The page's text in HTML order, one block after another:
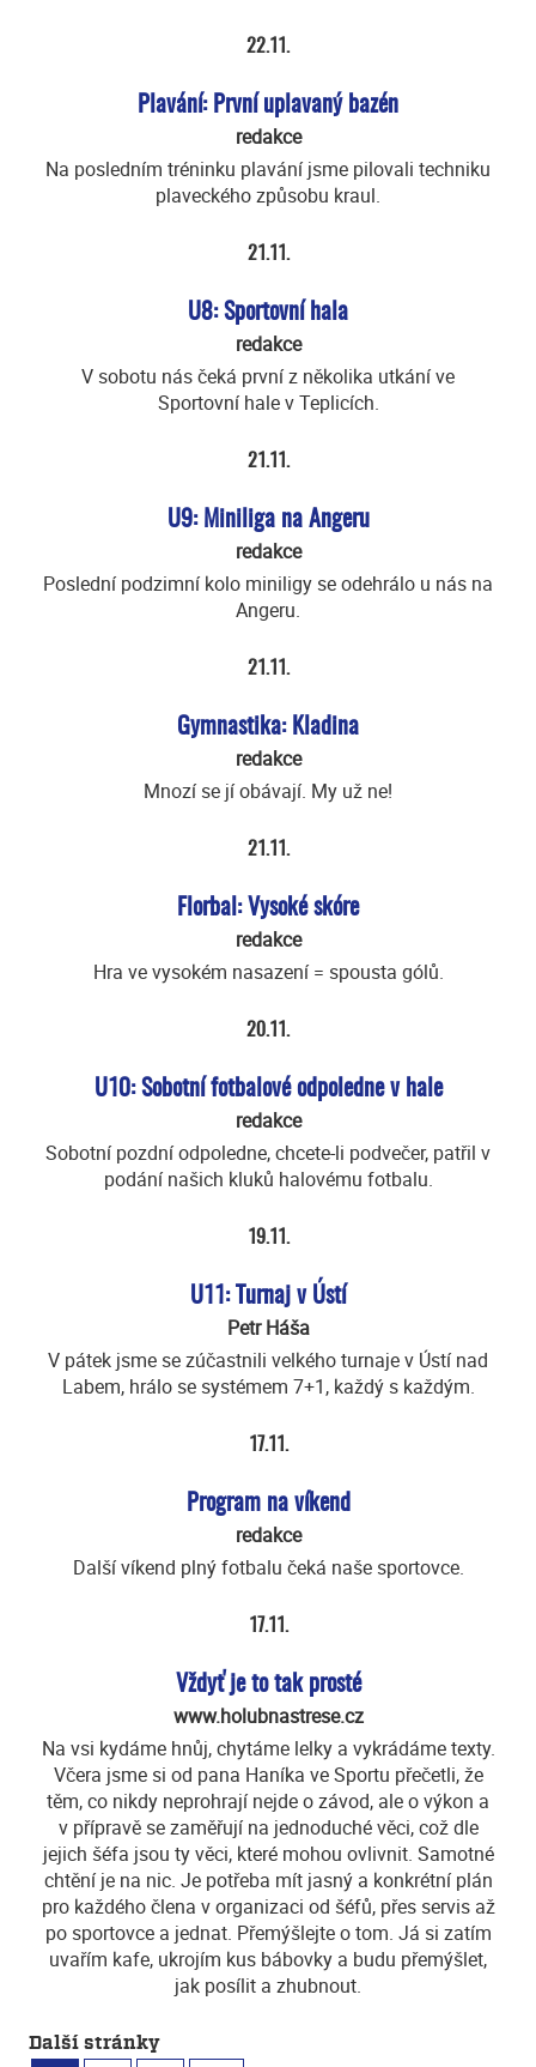
22.11.
Plavání: První uplavaný bazén
redakce
Na posledním tréninku plavání jsme pilovali techniku
plaveckého způsobu kraul.
21.11.
U8: Sportovní hala
redakce
V sobotu nás čeká první z několika utkání ve
Sportovní hale v Teplicích.
21.11.
U9: Miniliga na Angeru
redakce
Poslední podzimní kolo miniligy se odehrálo u nás na
Angeru.
21.11.
Gymnastika: Kladina
redakce
Mnozí se jí obávají. My už ne!
21.11.
Florbal: Vysoké skóre
redakce
Hra ve vysokém nasazení = spousta gólů.
20.11.
U10: Sobotní fotbalové odpoledne v hale
redakce
Sobotní pozdní odpoledne, chcete-li podvečer, patřil v
podání našich kluků halovému fotbalu.
19.11.
U11: Turnaj v Ústí
Petr Háša
V pátek jsme se zúčastnili velkého turnaje v Ústí nad
Labem, hrálo se systémem 7+1, každý s každým.
17.11.
Program na víkend
redakce
Další víkend plný fotbalu čeká naše sportovce.
17.11.
Vždyť je to tak prosté
www.holubnastrese.cz
Na vsi kydáme hnůj, chytáme lelky a vykrádáme texty.
Včera jsme si od pana Haníka ve Sportu přečetli, že
těm, co nikdy neprohrají nejde o závod, ale o výkon a
v přípravě se zaměřují na jednoduché věci, což dle
jejich šéfa jsou ty věci, které mohou ovlivnit. Samotné
chtění je na nic. Je potřeba mít jasný a konkrétní plán
pro každého člena v organizaci od šéfů, přes servis až
po sportovce a jednat. Přemýšlejte o tom. Já si zatím
uvařím kafe, ukrojím kus bábovky a budu přemýšlet,
jak posílit a zhubnout.
Další stránky